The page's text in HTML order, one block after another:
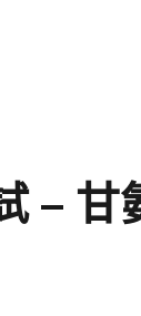
– 甘